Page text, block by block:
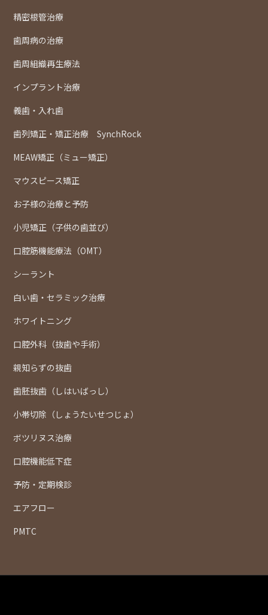
精密根管治療
歯周病の治療
歯周組織再生療法
インプラント治療
義歯・入れ歯
歯列矯正・矯正治療 SynchRock
MEAW矯正（ミュー矯正）
マウスピース矯正
お子様の治療と予防
小児矯正（子供の歯並び）
口腔筋機能療法（OMT）
シーラント
白い歯・セラミック治療
ホワイトニング
口腔外科（抜歯や手術）
親知らずの抜歯
歯胚抜歯（しはいばっし）
小帯切除（しょうたいせつじょ）
ボツリヌス治療
口腔機能低下症
予防・定期検診
エアフロー
PMTC